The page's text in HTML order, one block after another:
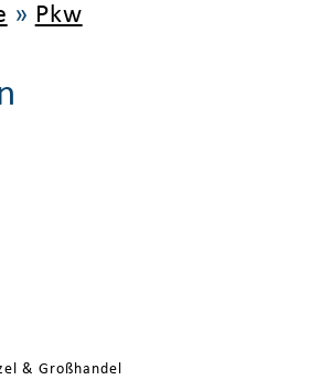
» Pkw
& Großhandel